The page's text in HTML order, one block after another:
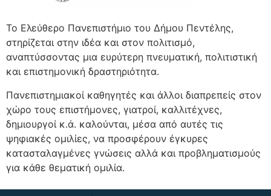
Το Ελεύθερο Πανεπιστήμιο του Δήμου Πεντέλης,
στηρίζεται στην ιδέα και στον πολιτισμό,
αναπτύσσοντας μια ευρύτερη πνευματική, πολιτιστική
και επιστημονική δραστηριότητα.
Πανεπιστημιακοί καθηγητές και άλλοι διαπρεπείς στον
χώρο τους επιστήμονες, γιατροί, καλλιτέχνες,
δημιουργοί κ.ά. καλούνται, μέσα από αυτές τις
ψηφιακές ομιλίες, να προσφέρουν έγκυρες
κατασταλαγμένες γνώσεις αλλά και προβληματισμούς
για κάθε θεματική ομιλία.